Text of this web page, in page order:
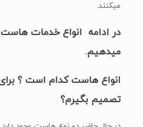
میکنند.
در ادامه انواع خدمات هاست
میدهیم.
انواع هاست کدام است ؟
تصمیم بگیرم؟